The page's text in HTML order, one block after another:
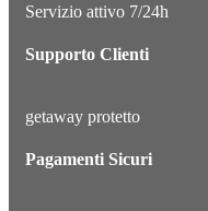
Servizio attivo 7/24h
Supporto Clienti
getaway protetto
Pagamenti Sicuri